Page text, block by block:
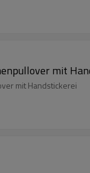
mit
mit Handstickerei